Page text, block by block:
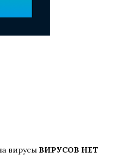
вирусы ВИРУСОВ НЕТ